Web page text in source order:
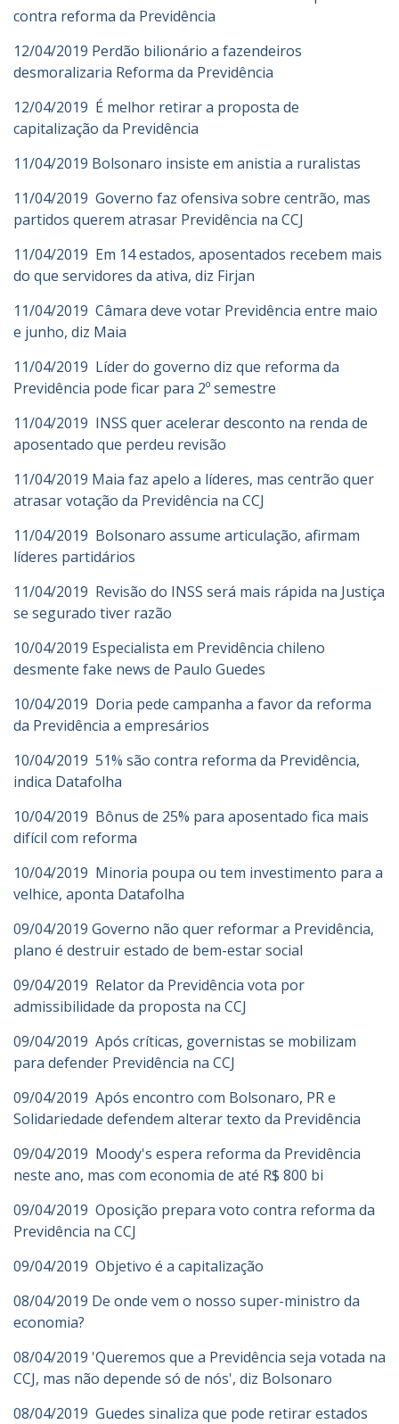
contra reforma da Previdência
12/04/2019 Perdão bilionário a fazendeiros
desmoralizaria Reforma da Previdência
12/04/2019 É melhor retirar a proposta de
capitalização da Previdência
11/04/2019 Bolsonaro insiste em anistia a ruralistas
11/04/2019 Governo faz ofensiva sobre centrão, mas
partidos querem atrasar Previdência na CCJ
11/04/2019 Em 14 estados, aposentados recebem mais
do que servidores da ativa, diz Firjan
11/04/2019 Câmara deve votar Previdência entre maio
e junho, diz Maia
11/04/2019 Líder do governo diz que reforma da
Previdência pode ficar para 2º semestre
11/04/2019 INSS quer acelerar desconto na renda de
aposentado que perdeu revisão
11/04/2019 Maia faz apelo a líderes, mas centrão quer
atrasar votação da Previdência na CCJ
11/04/2019 Bolsonaro assume articulação, afirmam
líderes partidários
11/04/2019 Revisão do INSS será mais rápida na Justiça
se segurado tiver razão
10/04/2019 Especialista em Previdência chileno
desmente fake news de Paulo Guedes
10/04/2019 Doria pede campanha a favor da reforma
da Previdência a empresários
10/04/2019 51% são contra reforma da Previdência,
indica Datafolha
10/04/2019 Bônus de 25% para aposentado fica mais
difícil com reforma
10/04/2019 Minoria poupa ou tem investimento para a
velhice, aponta Datafolha
09/04/2019 Governo não quer reformar a Previdência,
plano é destruir estado de bem-estar social
09/04/2019 Relator da Previdência vota por
admissibilidade da proposta na CCJ
09/04/2019 Após críticas, governistas se mobilizam
para defender Previdência na CCJ
09/04/2019 Após encontro com Bolsonaro, PR e
Solidariedade defendem alterar texto da Previdência
09/04/2019 Moody's espera reforma da Previdência
neste ano, mas com economia de até R$ 800 bi
09/04/2019 Oposição prepara voto contra reforma da
Previdência na CCJ
09/04/2019 Objetivo é a capitalização
08/04/2019 De onde vem o nosso super-ministro da
economia?
08/04/2019 'Queremos que a Previdência seja votada na
CCJ, mas não depende só de nós', diz Bolsonaro
08/04/2019 Guedes sinaliza que pode retirar estados